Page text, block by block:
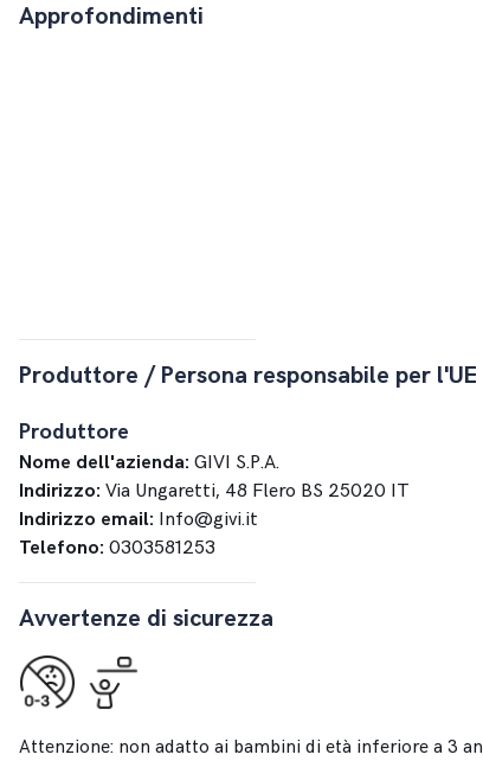
Approfondimenti
Produttore / Persona responsabile per l'UE
Produttore
Nome dell'azienda: GIVI S.P.A.
Indirizzo: Via Ungaretti, 48 Flero BS 25020 IT
Indirizzo email: Info@givi.it
Telefono: 0303581253
Avvertenze di sicurezza
Attenzione: non adatto ai bambini di età inferiore a 3